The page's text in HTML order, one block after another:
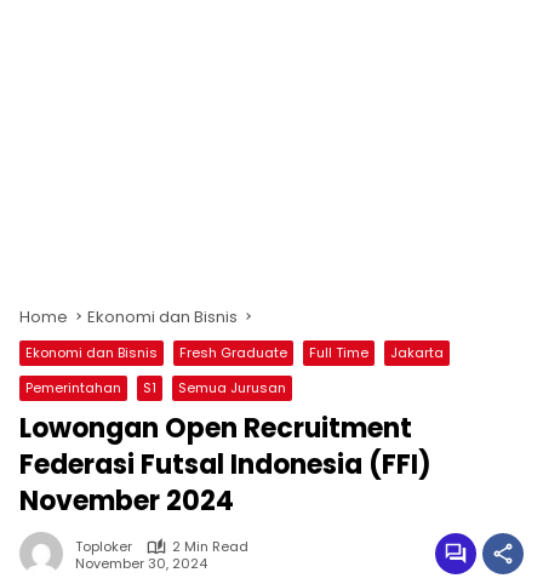
Home Ekonomi dan Bisnis
Ekonomi dan Bisnis Fresh Graduate Full Time
Jakarta
Pemerintahan
S1 Semua Jurusan
Lowongan Open Recruitment
Federasi Futsal Indonesia (FFI)
November 2024
Toploker
2 Min Read
November 30, 2024